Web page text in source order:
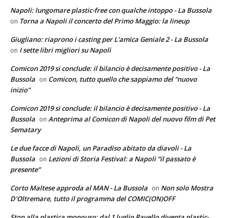
Napoli: lungomare plastic-free con qualche intoppo - La Bussola
on Torna a Napoli il concerto del Primo Maggio: la lineup
Giugliano: riaprono i casting per L'amica Geniale 2 - La Bussola
on I sette libri migliori su Napoli
Comicon 2019 si conclude: il bilancio è decisamente positivo - La
Bussola on Comicon, tutto quello che sappiamo del “nuovo
inizio”
Comicon 2019 si conclude: il bilancio è decisamente positivo - La
Bussola on Anteprima al Comicon di Napoli del nuovo film di Pet
Sematary
Le due facce di Napoli, un Paradiso abitato da diavoli - La
Bussola on Lezioni di Storia Festival: a Napoli “il passato è
presente”
Corto Maltese approda al MAN - La Bussola on Non solo Mostra
D’Oltremare, tutto il programma del COMIC(ON)OFF